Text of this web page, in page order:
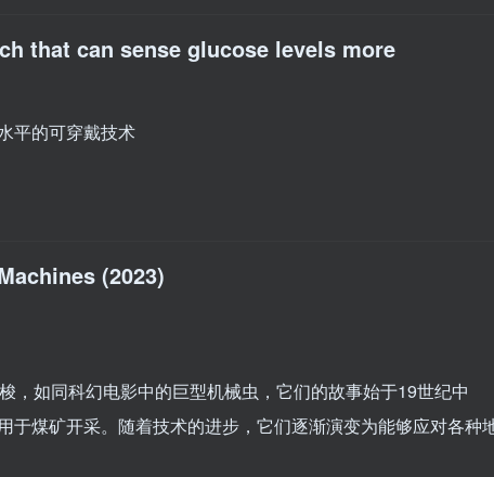
that can sense glucose levels more
平的可穿戴技术
(2023)
，如同科幻电影中的巨型机械虫，它们的故事始于19世纪中
于煤矿开采。随着技术的进步，它们逐渐演变为能够应对各种